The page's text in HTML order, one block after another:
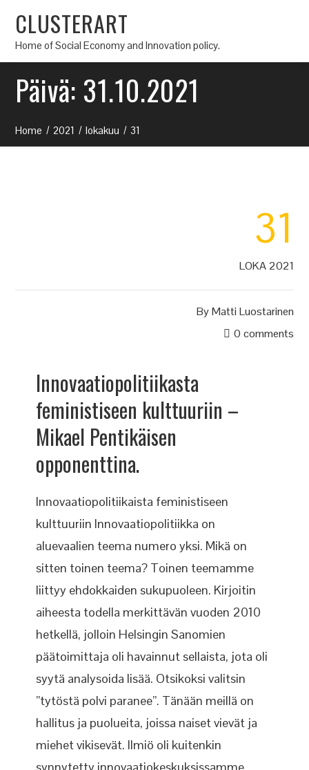
CLUSTERART
Home of Social Economy and Innovation policy.
Päivä: 31.10.2021
Home 2021 lokakuu 31
31
LOKA 2021
ByMatti Luostarinen
0 comments
Innovaatiopolitiikasta
feministiseen kulttuuriin –
Mikael Pentikäisen
opponenttina.
Innovaatiopolitiikaista feministiseen
kulttuuriin Innovaatiopolitiikka on
aluevaalien teema numero yksi. Mikä on
sitten toinen teema? Toinen teemamme
liittyy ehdokkaiden sukupuoleen. Kirjoitin
aiheesta todella merkittävän vuoden 2010
hetkellä, jolloin Helsingin Sanomien
päätoimittaja oli havainnut sellaista, jota oli
syytä analysoida lisää. Otsikoksi valitsin
”tytöstä polvi paranee”. Tänään meillä on
hallitus ja puolueita, joissa naiset vievät ja
miehet vikisevät. Ilmiö oli kuitenkin